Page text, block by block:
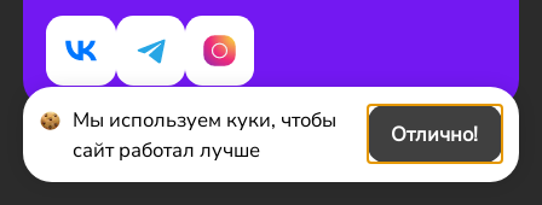
Мы используем куки, чтобы
сайт работал лучше
Отлично!